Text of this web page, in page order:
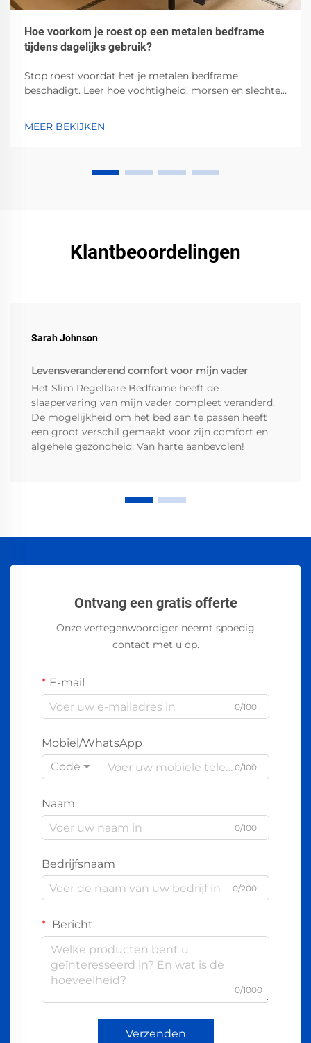
Hoe voorkom je roest op een metalen bedframe
tijdens dagelijks gebruik?
Stop roest voordat het je metalen bedframe
beschadigt. Leer hoe vochtigheid, morsen en slechte
Bescherm nu jouw investering.
MEER BEKIJKEN
Klantbeoordelingen
Sarah Johnson
Levensveranderend comfort voor mijn vader
Het Slim Regelbare Bedframe heeft de
slaapervaring van mijn vader compleet veranderd.
De mogelijkheid om het bed aan te passen heeft
een groot verschil gemaakt voor zijn comfort en
algehele gezondheid. Van harte aanbevolen!
Ontvang een gratis offerte
Onze vertegenwoordiger neemt spoedig
contact met u op.
E-mail
0/100
Mobiel/WhatsApp
Code
0/100
Naam
0/100
Bedrijfsnaam
0/200
Bericht
0/1000
Verzenden